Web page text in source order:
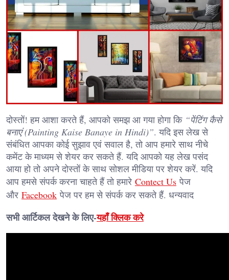
दोस्तों! हम आशा करते हैं, आपको समझ आ गया होगा कि “पेंटिंग कैसे
बनाएं (Painting Kaise Banaye in Hindi)”. यदि इस लेख से
संबंधित आपका कोई सुझाव एवं सवाल है, तो आप हमारे साथ नीचे
कमेंट के माध्यम से शेयर कर सकते हैं. यदि आपको यह लेख पसंद
आया हो तो अपने दोस्तों के साथ सोशल मीडिया पर शेयर करें. यदि
आप हमसे संपर्क करना चाहते हैं तो हमारे Contect Us पेज
और Facebook पेज पर हम से संपर्क कर सकते हैं. धन्यवाद
सभी आर्टिकल देखने के लिए-यहाँ क्लिक करे